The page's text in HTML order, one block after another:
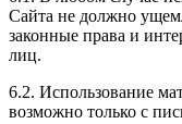
Сайта не должно
законные права и
лиц.
6.2. Использование
возможно только с